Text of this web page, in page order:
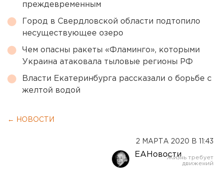
преждевременным
Город в Свердловской области подтопило
несуществующее озеро
Чем опасны ракеты «Фламинго», которыми
Украина атаковала тыловые регионы РФ
Власти Екатеринбурга рассказали о борьбе с
желтой водой
← НОВОСТИ
2 МАРТА 2020 В 11:43
ЕАНовости